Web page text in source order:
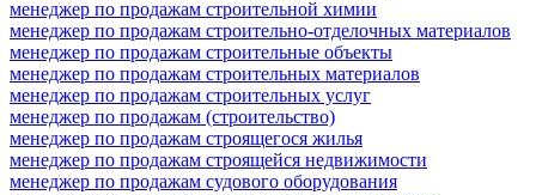
менеджер по продажам строительной химии
менеджер по продажам строительно-отделочных материалов
менеджер по продажам строительные объекты
менеджер по продажам строительных материалов
менеджер по продажам строительных услуг
менеджер по продажам (строительство)
менеджер по продажам строящегося жилья
менеджер по продажам строящейся недвижимости
менеджер по продажам судового оборудования